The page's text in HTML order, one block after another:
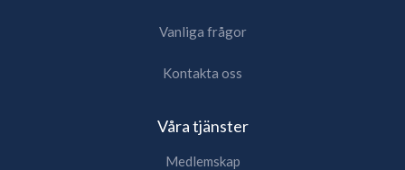
Vanliga frågor
Kontakta oss
Våra tjänster
Medlemskap